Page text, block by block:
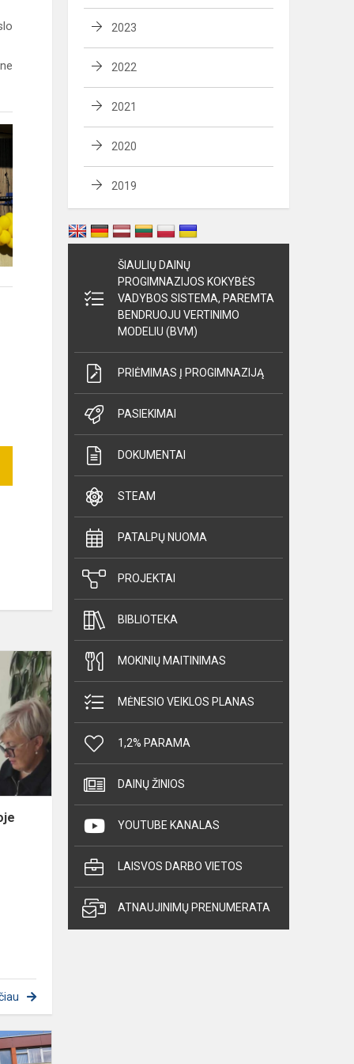
Šiaulių
Dainų
progimnazijoje
vyko
pirmosios
pagalbos
5–
7
2023
2022
2021
2020
2019
ŠIAULIŲ DAINŲ
PROGIMNAZIJOS KOKYBĖS
VADYBOS SISTEMA, PAREMTA
BENDRUOJU VERTINIMO
MODELIU (BVM)
PRIĖMIMAS Į PROGIMNAZIJĄ
PASIEKIMAI
DOKUMENTAI
STEAM
PATALPŲ NUOMA
PROJEKTAI
BIBLIOTEKA
MOKINIŲ MAITINIMAS
MĖNESIO VEIKLOS PLANAS
1,2% PARAMA
DAINŲ ŽINIOS
YOUTUBE KANALAS
LAISVOS DARBO VIETOS
ATNAUJINIMŲ PRENUMERATA